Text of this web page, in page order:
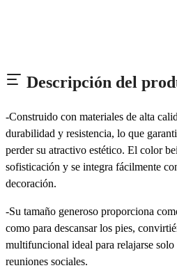
Descripción del
-Construido con materiales de alta
durabilidad y resistencia, lo que
perder su atractivo estético. El color
sofisticación y se integra fácilmente
decoración.
-Su tamaño generoso proporciona
como para descansar los pies,
multifuncional ideal para relajarse
reuniones sociales.